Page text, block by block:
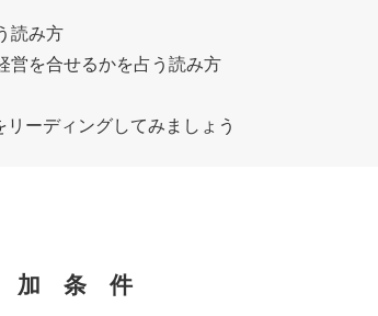
読み方
営を合せるかを占う読み方
ーディングしてみましょう
加 条 件